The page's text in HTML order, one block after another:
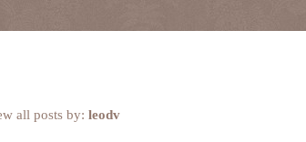
all posts by: leodv